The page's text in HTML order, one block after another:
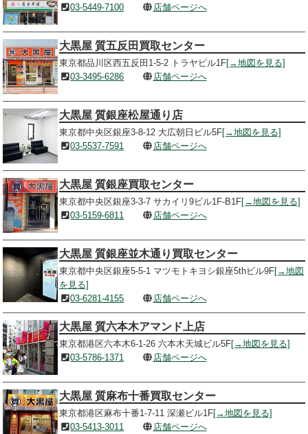
03-5449-7100
店舗ページへ
大黒屋 質五反田買取センター
東京都品川区西五反田1-5-2 トラヤビル1F[→地図を見る]
03-3495-6286
店舗ページへ
大黒屋 質銀座松屋通り店
東京都中央区銀座3-8-12 大広朝日ビル5F[→地図を見る]
03-5537-7591
店舗ページへ
大黒屋 質銀座買取センター
東京都中央区銀座3-3-7 サカイリ9ビル1F-B1F[→地図を見る]
03-5159-6811
店舗ページへ
大黒屋 質銀座並木通り買取センター
東京都中央区銀座5-5-1 マツモトキヨシ銀座5thビル9F[→地図
を見る]
03-6281-4155
店舗ページへ
大黒屋 質六本木アマンド上店
東京都港区六本木6-1-26 六本木天城ビル5F[→地図を見る]
03-5786-1371
店舗ページへ
大黒屋 質麻布十番買取センター
東京都港区麻布十番1-7-11 深瀬ビル1F[→地図を見る]
03-5413-3011
店舗ページへ